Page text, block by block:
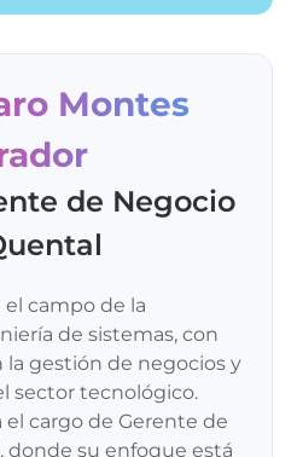
Montes
de Negocio
campo de la
de sistemas, con
la gestión de negocios y
sector tecnológico.
cargo de Gerente de
donde su enfoque está